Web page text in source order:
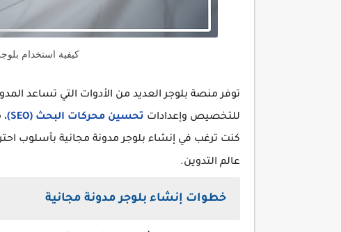
كيفية استخدام
توفر منصة بلوجر العديد من الأدوات التي تساعد
للتخصيص وإعدادات تحسين محركات البحث (SEO)
كنت ترغب في إنشاء بلوجر مدونة مجانية بأسلوب
عالم التدوين.
خطوات إنشاء بلوجر مدونة مجانية